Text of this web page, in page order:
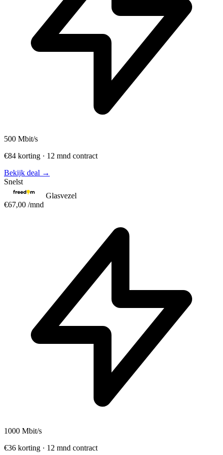
500 Mbit/s
€84 korting · 12 mnd contract
Bekijk deal →
Snelst
Glasvezel
€67,00 /mnd
1000 Mbit/s
€36 korting · 12 mnd contract